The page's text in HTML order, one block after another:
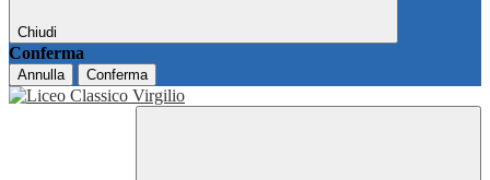
Chiudi
Conferma
Annulla Conferma